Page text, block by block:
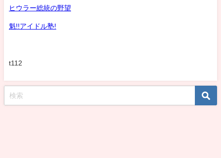
ヒウラー総統の野望
魁!!アイドル塾!
t112